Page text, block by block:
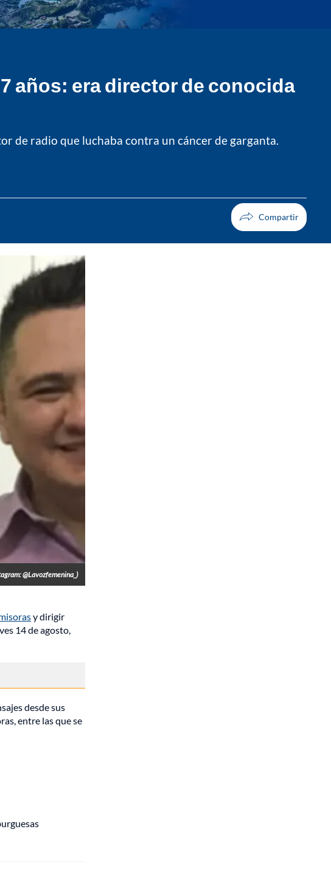
años: era director de conocida
de radio que luchaba contra un cáncer de garganta.
@Lavozfemenina_)
y dirigir
14 de agosto,
desde sus
entre las que se